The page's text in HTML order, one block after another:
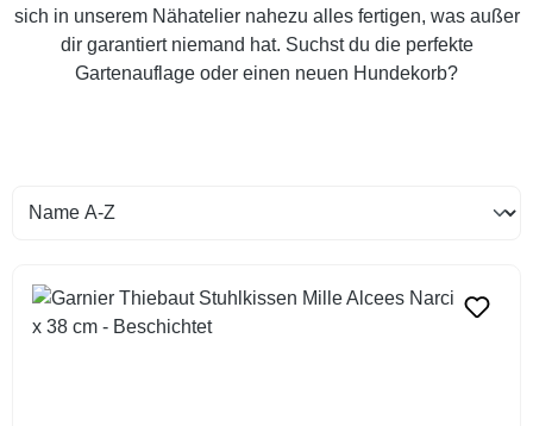
sich in unserem Nähatelier nahezu alles fertigen, was außer
dir garantiert niemand hat. Suchst du die perfekte
Gartenauflage oder einen neuen Hundekorb?